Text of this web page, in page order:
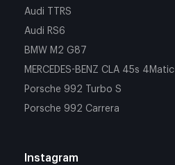
Audi TTRS
Audi RS6
BMW M2 G87
MERCEDES-BENZ CLA 45s 4Matic
Porsche 992 Turbo S
Porsche 992 Carrera
Instagram